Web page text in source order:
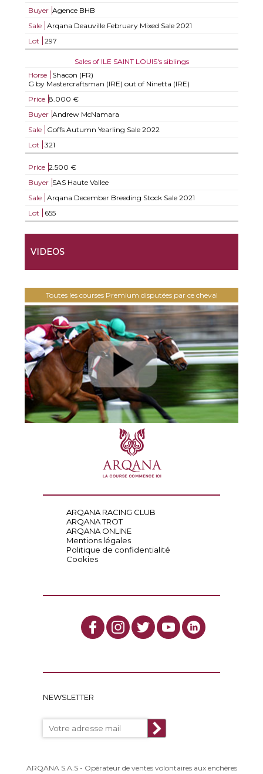
Buyer Agence BHB
Sale
Arqana Deauville February Mixed Sale 2021
Lot
297
Sales of ILE SAINT LOUIS's siblings
Horse
Shacon (FR)
G by Mastercraftsman (IRE) out of Ninetta (IRE)
Price 8.000 €
Buyer Andrew McNamara
Sale
Goffs Autumn Yearling Sale 2022
Lot
321
Price 2.500 €
Buyer SAS Haute Vallee
Sale
Arqana December Breeding Stock Sale 2021
Lot
655
VIDEOS
Toutes les courses Premium disputées par ce cheval
ARQANA RACING CLUB
ARQANA TROT
ARQANA ONLINE
Mentions légales
Politique de confidentialité
Cookies
NEWSLETTER
ARQANA S.A.S - Opérateur de ventes volontaires aux enchères